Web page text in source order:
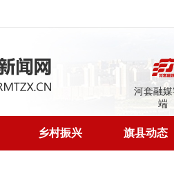
河套融
端
乡村振兴 旗县动态